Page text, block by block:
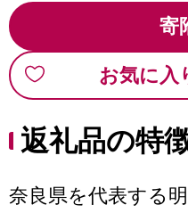
寄
お気に入
返礼品の特
奈良県を代表する